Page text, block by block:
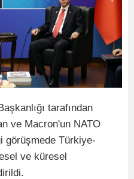
tarafından
ve Macron'un NATO
görüşmede Türkiye-
ve küresel